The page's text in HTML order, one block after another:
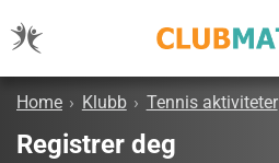
Home › Klubb › Tennis aktiviteter
Registrer deg